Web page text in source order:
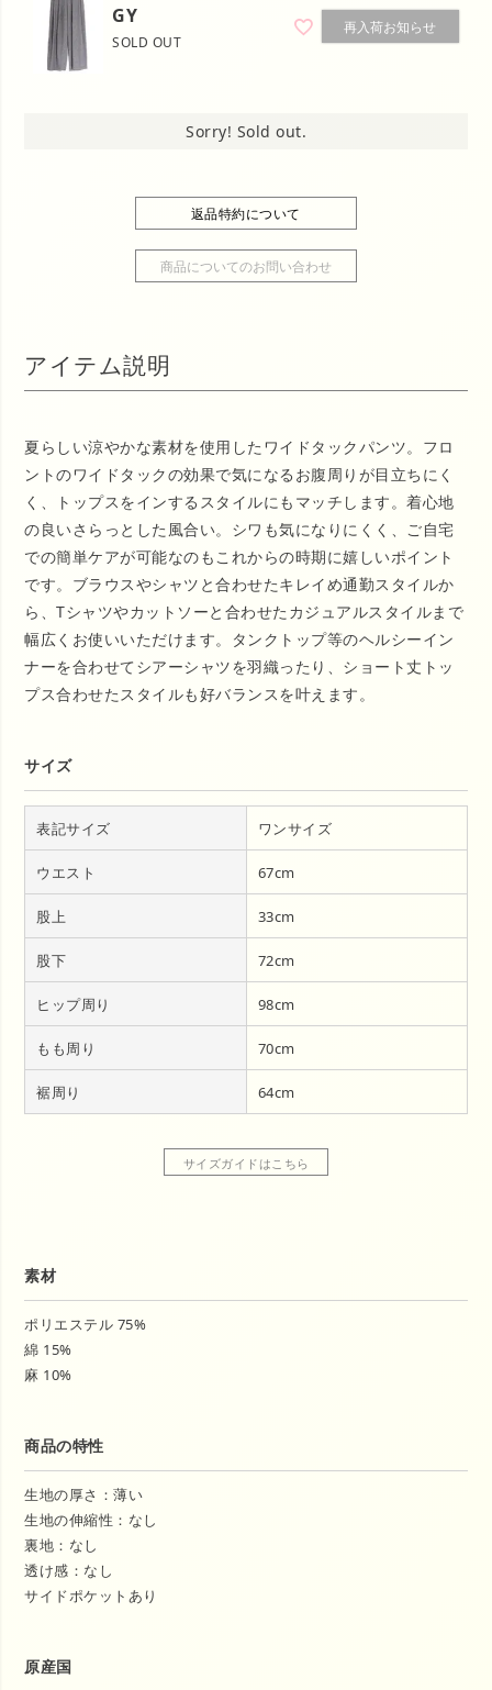
GY
SOLD OUT
再入荷お知らせ
Sorry! Sold out.
返品特約について
商品についてのお問い合わせ
アイテム説明
夏らしい涼やかな素材を使用したワイドタックパンツ。フロ
ントのワイドタックの効果で気になるお腹周りが目立ちにく
く、トップスをインするスタイルにもマッチします。着心地
の良いさらっとした風合い。シワも気になりにくく、ご自宅
での簡単ケアが可能なのもこれからの時期に嬉しいポイント
です。ブラウスやシャツと合わせたキレイめ通勤スタイルか
ら、Tシャツやカットソーと合わせたカジュアルスタイルまで
幅広くお使いいただけます。タンクトップ等のヘルシーイン
ナーを合わせてシアーシャツを羽織ったり、ショート丈トッ
プス合わせたスタイルも好バランスを叶えます。
サイズ
表記サイズ ワンサイズ
ウエスト 67cm
股上 33cm
股下 72cm
ヒップ周り 98cm
もも周り 70cm
裾周り 64cm
サイズガイドはこちら
素材
ポリエステル 75%
綿 15%
麻 10%
商品の特性
生地の厚さ：薄い
生地の伸縮性：なし
裏地：なし
透け感：なし
サイドポケットあり
原産国